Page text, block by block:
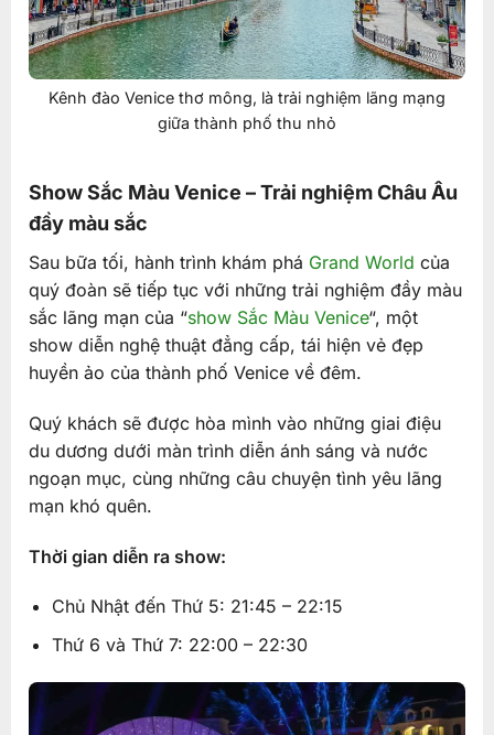
Kênh đào Venice thơ mông, là trải nghiệm lãng mạng
giữa thành phố thu nhỏ
Show Sắc Màu Venice – Trải nghiệm Châu Âu
đầy màu sắc
Sau bữa tối, hành trình khám phá Grand World của
quý đoàn sẽ tiếp tục với những trải nghiệm đầy màu
sắc lãng mạn của “show Sắc Màu Venice“, một
show diễn nghệ thuật đẳng cấp, tái hiện vẻ đẹp
huyền ảo của thành phố Venice về đêm.
Quý khách sẽ được hòa mình vào những giai điệu
du dương dưới màn trình diễn ánh sáng và nước
ngoạn mục, cùng những câu chuyện tình yêu lãng
mạn khó quên.
Thời gian diễn ra show:
Chủ Nhật đến Thứ 5: 21:45 – 22:15
Thứ 6 và Thứ 7: 22:00 – 22:30